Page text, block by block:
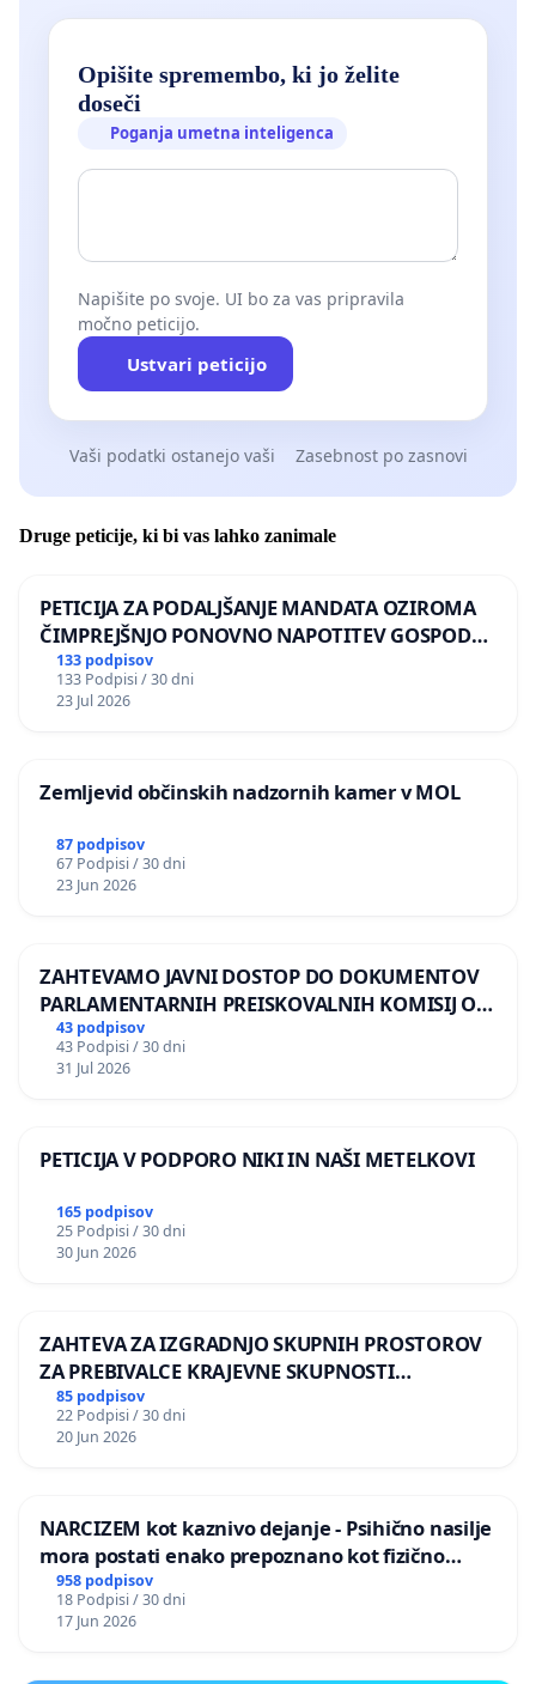
Opišite spremembo, ki jo želite
doseči
Poganja umetna inteligenca
Napišite po svoje. UI bo za vas pripravila
močno peticijo.
Ustvari peticijo
Vaši podatki ostanejo vaši Zasebnost po zasnovi
Druge peticije, ki bi vas lahko zanimale
PETICIJA ZA PODALJŠANJE MANDATA OZIROMA
ČIMPREJŠNJO PONOVNO NAPOTITEV GOSPODA
BERNARDA ŠRAJNERJA NA VELEPOSLANIŠTVO
REPUBLIKE SLOVENIJE V MOSKVI
133 podpisov
133 Podpisi / 30 dni
23 Jul 2026
Zemljevid občinskih nadzornih kamer v MOL
87 podpisov
67 Podpisi / 30 dni
23 Jun 2026
ZAHTEVAMO JAVNI DOSTOP DO DOKUMENTOV
PARLAMENTARNIH PREISKOVALNIH KOMISIJ O
ILEGALNI TRGOVINI Z OROŽJEM
43 podpisov
43 Podpisi / 30 dni
31 Jul 2026
PETICIJA V PODPORO NIKI IN NAŠI METELKOVI
165 podpisov
25 Podpisi / 30 dni
30 Jun 2026
ZAHTEVA ZA IZGRADNJO SKUPNIH PROSTOROV
ZA PREBIVALCE KRAJEVNE SKUPNOSTI
PRESTRANEK
85 podpisov
22 Podpisi / 30 dni
20 Jun 2026
NARCIZEM kot kaznivo dejanje - Psihično nasilje
mora postati enako prepoznano kot fizično
nasilje
958 podpisov
18 Podpisi / 30 dni
17 Jun 2026